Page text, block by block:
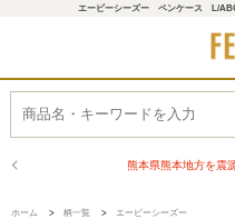
エービーシーズー ペンケース L/
熊本県熊本地方を震
ホーム > 柄一覧 > エービーシーズー